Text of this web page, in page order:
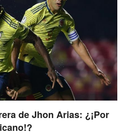
de Jhon Arias: ¿¡Por